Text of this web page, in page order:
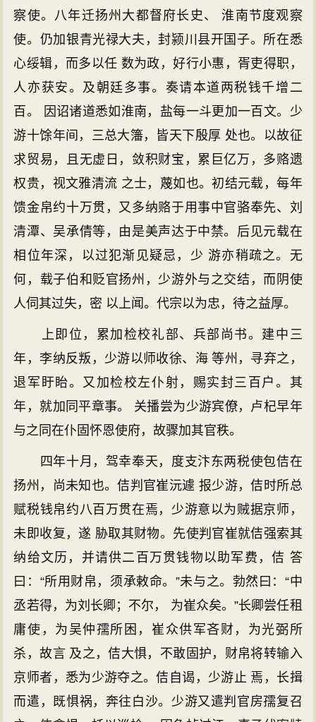
察使。八年迁扬州大都督府长史、 淮南节度观察
使。仍加银青光禄大夫，封颍川县开国子。所在悉
心绥辑，而多以任 数为政，好行小惠，胥吏得职，
人亦获安。及朝廷多事。奏请本道两税钱千增二
百。 因诏诸道悉如淮南，盐每一斗更加一百文。少
游十馀年间，三总大籓，皆天下殷厚 处也。以故征
求贸易，且无虚日，敛积财宝，累巨亿万，多赂遗
权贵，视文雅清流 之士，蔑如也。初结元载，每年
馈金帛约十万贯，又多纳赂于用事中官骆奉先、刘
清潭、吴承倩等，由是美声达于中禁。后见元载在
相位年深，以过犯渐见疑忌，少 游亦稍疏之。无
何，载子伯和贬官扬州，少游外与之交结，而阴使
人伺其过失，密 以上闻。代宗以为忠，待之益厚。
上即位，累加检校礼部、兵部尚书。建中三
年，李纳反叛，少游以师收徐、海 等州，寻弃之，
退军盱眙。又加检校左仆射，赐实封三百户。其
年，就加同平章事。 关播尝为少游宾僚，卢杞早年
与之同在仆固怀恩使府，故骤加其官秩。
四年十月，驾幸奉天，度支汴东两税使包佶在
扬州，尚未知也。佶判官崔沅遽 报少游，佶时所总
赋税钱帛约八百万贯在焉，少游意以为贼据京师，
未即收复，遂 胁取其财物。先使判官崔就佶强索其
纳给文历，并请供二百万贯钱物以助军费，佶 答
曰：“所用财帛，须承敕命。”未与之。勃然曰：“中
丞若得，为刘长卿；不尔， 为崔众矣。”长卿尝任租
庸使，为吴仲孺所困，崔众供军吝财，为光弼所
杀，故言 及之，佶大惧，不敢固护，财帛将转输入
京师者，悉为少游夺之。佶自谒，少游止 焉，长揖
而遣，既惧祸，奔往白沙。少游又遣判官房孺复召